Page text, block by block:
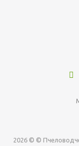
2026 © ©